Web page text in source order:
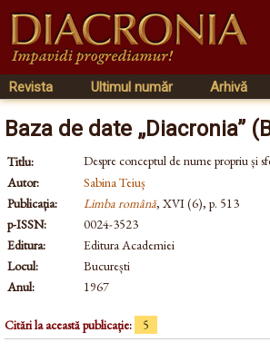
Revista Ultimul număr Arhivă
Baza de date „Diacronia”
Titlu:
Despre conceptul de nume propriu și
Autor:
Sabina Teiuș
Publicația:
Limba română, XVI (6), p. 513
p-ISSN:
0024-3523
Editura:
Editura Academiei
Locul:
București
Anul:
1967
Citări la această publicație: 5